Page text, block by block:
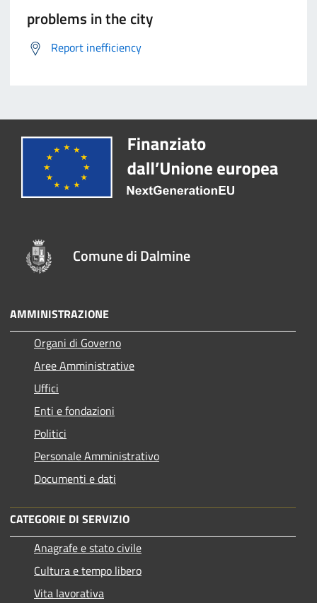
problems in the city
Report inefficiency
Comune di Dalmine
AMMINISTRAZIONE
Organi di Governo
Aree Amministrative
Uffici
Enti e fondazioni
Politici
Personale Amministrativo
Documenti e dati
CATEGORIE DI SERVIZIO
Anagrafe e stato civile
Cultura e tempo libero
Vita lavorativa